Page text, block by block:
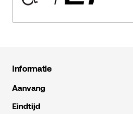
Informatie
Aanvang
Eindtijd